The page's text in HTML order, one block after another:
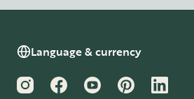
Language & currency
InstagramFacebookYouTubePinterestLinkedIn